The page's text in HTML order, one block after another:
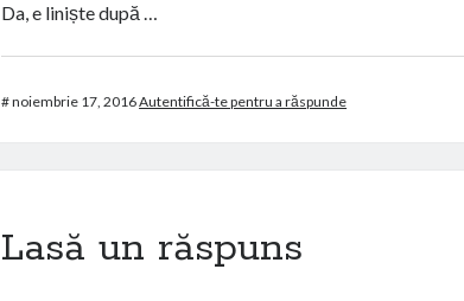
Da, e liniște după …
#noiembrie 17, 2016Autentifică-te pentru a răspunde
Lasă un răspuns